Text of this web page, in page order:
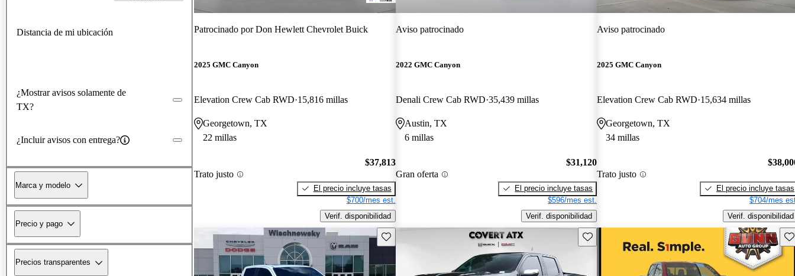
Distancia de mi ubicación
¿Mostrar avisos solamente de
TX?
¿Incluir avisos con entrega?
Marca y modelo
Precio y pago
Precios transparentes
Patrocinado porDon Hewlett Chevrolet Buick
2025 GMC Canyon
Elevation Crew Cab RWD 15,816 millas
Georgetown, TX
22 millas
Trato justo
$37,813
El precio incluye tasas
$700/mes est.
Verif. disponibilidad
Aviso patrocinado
2022 GMC Canyon
Denali Crew Cab RWD 35,439 millas
Austin, TX
6 millas
Gran oferta
$31,120
El precio incluye tasas
$596/mes est.
Verif. disponibilidad
Aviso patrocinado
2025 GMC Canyon
Elevation Crew Cab RWD 15,634 millas
Georgetown, TX
34 millas
Trato justo
El precio incluye tasas
$704/mes
Verif. disponibilidad
Guarda este Aviso Guarda este Aviso